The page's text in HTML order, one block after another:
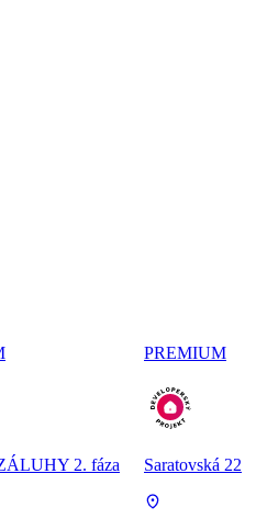
2. fáza
PREMIUM
Saratovská 22